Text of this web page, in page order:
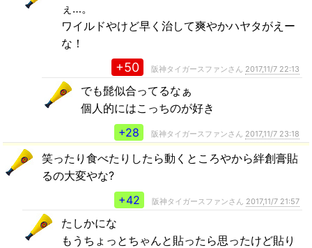
ぇ…。
ワイルドやけど早く治して爽やかハヤタがえー
な！
+50 阪神タイガースファンさん 2017,11/7 22:13
でも髭似合ってるなぁ
個人的にはこっちのが好き
+28
阪神タイガースファンさん 2017,11/7 23:18
笑ったり食べたりしたら動くところやから絆創膏貼
るの大変やな?
+42
阪神タイガースファンさん 2017,11/7 21:57
たしかにな
もうちょっとちゃんと貼ったら思ったけど貼り